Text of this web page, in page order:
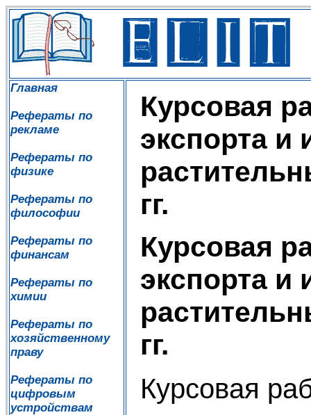
Главная
Рефераты по
рекламе
Рефераты по
физике
Рефераты по
философии
Рефераты по
финансам
Рефераты по
химии
Рефераты по
хозяйственному
праву
Рефераты по
цифровым
устройствам
Курсовая
экспорта и
гг.
Курсовая
экспорта и
гг.
Курсовая